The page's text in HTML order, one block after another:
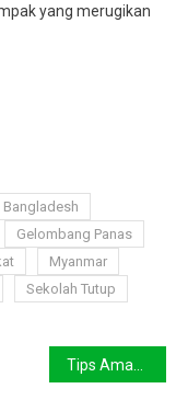
yang merugikan
Bangladesh
Gelombang Panas
Myanmar
Sekolah Tutup